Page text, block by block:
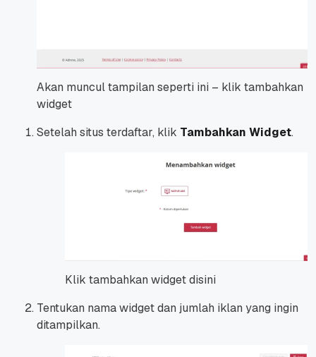
Akan muncul tampilan seperti ini – klik tambahkan
widget
Setelah situs terdaftar, klik Tambahkan Widget.
Klik tambahkan widget disini
Tentukan nama widget dan jumlah iklan yang ingin
ditampilkan.